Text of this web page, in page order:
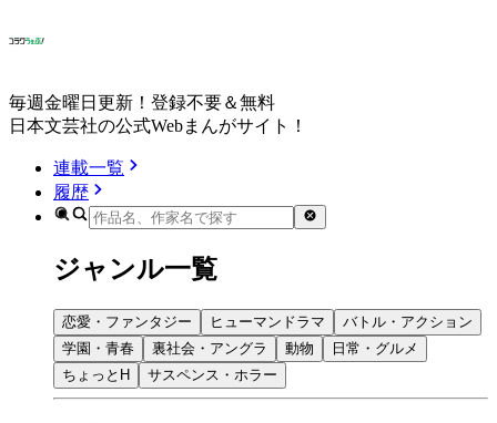
毎週金曜日更新！登録不要＆無料
日本文芸社の公式Webまんがサイト！
連載一覧
履歴
ジャンル一覧
恋愛・ファンタジー ヒューマンドラマ
バトル・アクション
学園・青春
裏社会・アングラ 動物
日常・グルメ
ちょっとH
サスペンス・ホラー